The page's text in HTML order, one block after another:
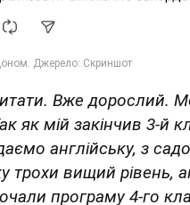
Вже дорослий.
як мій закінчив 3-й
англійську, з
трохи вищий рівень,
програму 4-го